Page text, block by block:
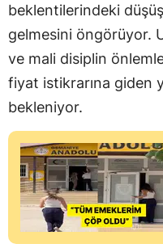
beklentilerindeki
gelmesini öngörüyor.
ve mali disiplin
fiyat istikrarına giden
bekleniyor.